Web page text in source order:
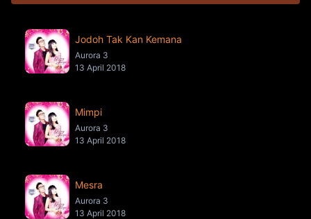
Jodoh Tak Kan Kemana
Aurora 3
13 April 2018
Mimpi
Aurora 3
13 April 2018
Mesra
Aurora 3
13 April 2018